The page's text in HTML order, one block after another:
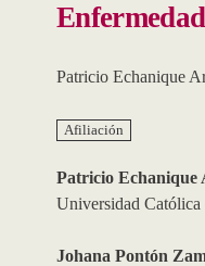
Patricio Echanique
Afiliación
Patricio Echanique
Universidad Católica
Johana Pontón